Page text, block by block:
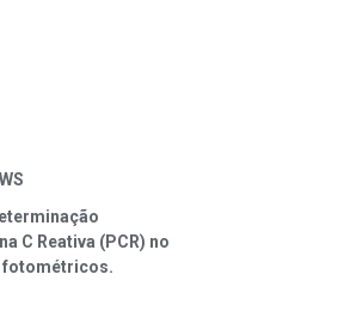
C Reativa (PCR) no
fotométricos.